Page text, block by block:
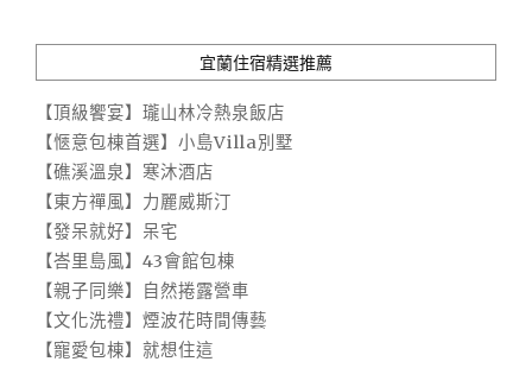
宜蘭住宿精選推薦
【頂級饗宴】瓏山林冷熱泉飯店
【愜意包棟首選】小島Villa別墅
【礁溪溫泉】寒沐酒店
【東方禪風】力麗威斯汀
【發呆就好】呆宅
【峇里島風】43會館包棟
【親子同樂】自然捲露營車
【文化洗禮】煙波花時間傳藝
【寵愛包棟】就想住這